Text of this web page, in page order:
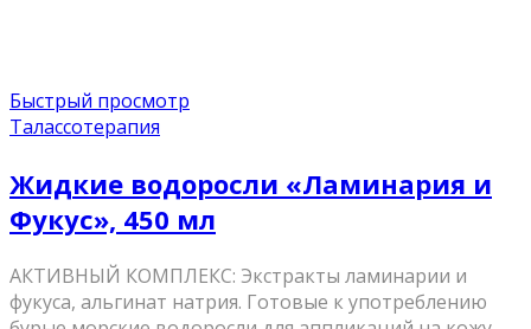
Быстрый просмотр
Талассотерапия
Жидкие водоросли «Ламинария и
Фукус», 450 мл
AКТИВНЫЙ КОМПЛЕКС: Экстракты ламинарии и
фукуса, альгинат натрия. Готовые к употреблению